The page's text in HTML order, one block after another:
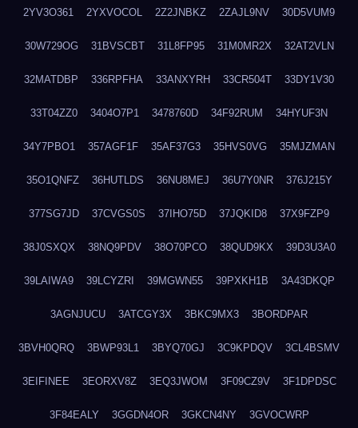
2YV3O361 2YXVOCOL 2Z2JNBKZ 2ZAJL9NV 30D5VUM9
30W729OG 31BVSCBT 31L8FP95 31M0MR2X 32AT2VLN
32MATDBP 336RPFHA 33ANXYRH 33CR504T 33DY1V30
33T04ZZ0 3404O7P1 3478760D 34F92RUM 34HYUF3N
34Y7PBO1 357AGF1F 35AF37G3 35HVS0VG 35MJZMAN
35O1QNFZ 36HUTLDS 36NU8MEJ 36U7Y0NR 376J215Y
377SG7JD 37CVGS0S 37IHO75D 37JQKID8 37X9FZP9
38J0SXQX 38NQ9PDV 38O70PCO 38QUD9KX 39D3U3A0
39LAIWA9 39LCYZRI 39MGWN55 39PXKH1B 3A43DKQP
3AGNJUCU 3ATCGY3X 3BKC9MX3 3BORDPAR
3BVH0QRQ 3BWP93L1 3BYQ70GJ 3C9KPDQV 3CL4BSMV
3EIFINEE 3EORXV8Z 3EQ3JWOM 3F09CZ9V 3F1DPDSC
3F84EALY 3GGDN4OR 3GKCN4NY 3GVOCWRP